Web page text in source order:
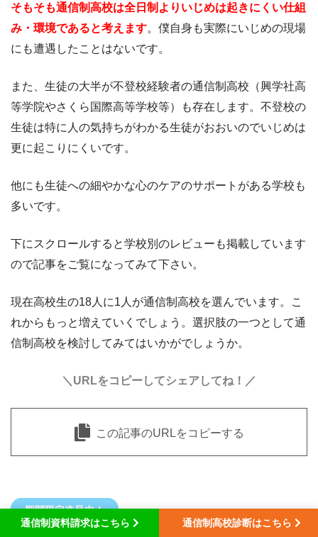
そもそも通信制高校は全日制よりいじめは起きにくい仕組
み・環境であると考えます。僕自身も実際にいじめの現場
にも遭遇したことはないです。
また、生徒の大半が不登校経験者の通信制高校（興学社高
等学院やさくら国際高等学校等）も存在します。不登校の
生徒は特に人の気持ちがわかる生徒がおおいのでいじめは
更に起こりにくいです。
他にも生徒への細やかな心のケアのサポートがある学校も
多いです。
下にスクロールすると学校別のレビューも掲載しています
ので記事をご覧になってみて下さい。
現在高校生の18人に1人が通信制高校を選んでいます。こ
れからもっと増えていくでしょう。選択肢の一つとして通
信制高校を検討してみてはいかがでしょうか。
＼URLをコピーしてシェアしてね！／
この記事のURLをコピーする
期間限定進呈中！
通信制資料請求はこちら
通信制高校診断はこちら